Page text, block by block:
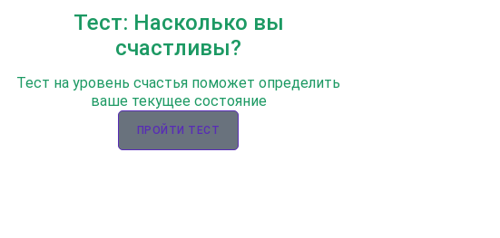
Тест: Насколько вы
счастливы?
Тест на уровень счастья поможет определить
ваше текущее состояние
ПРОЙТИ ТЕСТ